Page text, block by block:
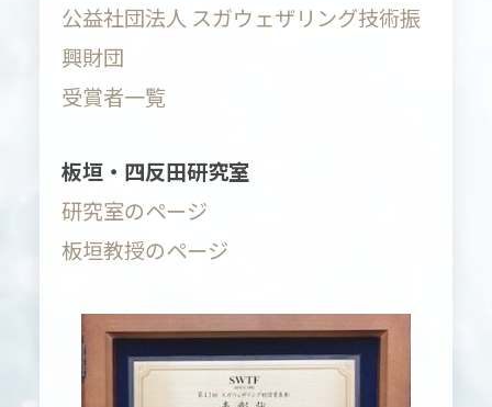
公益社団法人 スガウェザリング技術振
興財団
受賞者一覧
板垣・四反田研究室
研究室のページ
板垣教授のページ